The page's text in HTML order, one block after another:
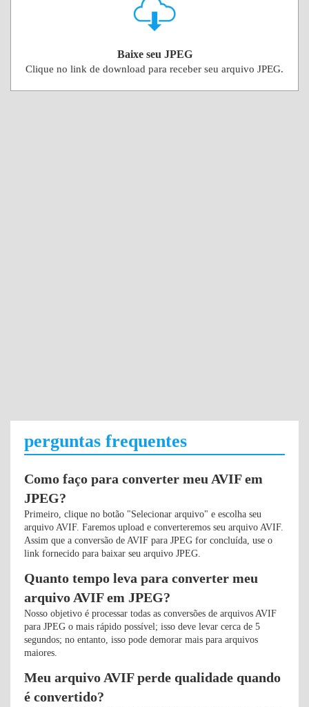
Baixe seu JPEG
Clique no link de download para receber seu arquivo JPEG.
perguntas frequentes
Como faço para converter meu AVIF em
JPEG?
Primeiro, clique no botão "Selecionar arquivo" e escolha seu
arquivo AVIF. Faremos upload e converteremos seu arquivo AVIF.
Assim que a conversão de AVIF para JPEG for concluída, use o
link fornecido para baixar seu arquivo JPEG.
Quanto tempo leva para converter meu
arquivo AVIF em JPEG?
Nosso objetivo é processar todas as conversões de arquivos AVIF
para JPEG o mais rápido possível; isso deve levar cerca de 5
segundos; no entanto, isso pode demorar mais para arquivos
maiores.
Meu arquivo AVIF perde qualidade quando
é convertido?